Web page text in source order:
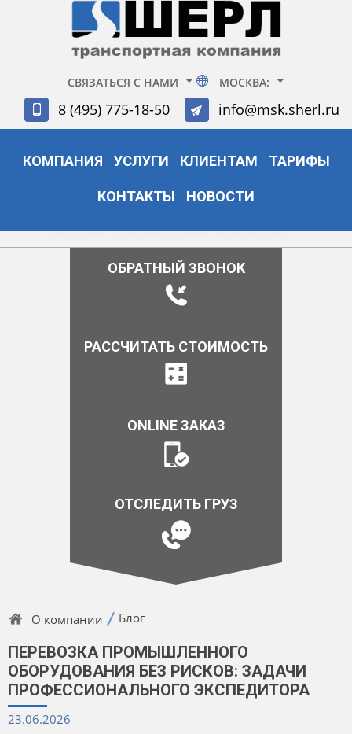
СВЯЗАТЬСЯ С НАМИ МОСКВА:
8 (495) 775-18-50 info@msk.sherl.ru
КОМПАНИЯ УСЛУГИ КЛИЕНТАМ ТАРИФЫ
КОНТАКТЫ НОВОСТИ
ОБРАТНЫЙ ЗВОНОК
РАССЧИТАТЬ СТОИМОСТЬ
ONLINE ЗАКАЗ
ОТСЛЕДИТЬ ГРУЗ
О компании Блог
ПЕРЕВОЗКА ПРОМЫШЛЕННОГО
ОБОРУДОВАНИЯ БЕЗ РИСКОВ: ЗАДАЧИ
ПРОФЕССИОНАЛЬНОГО ЭКСПЕДИТОРА
23.06.2026